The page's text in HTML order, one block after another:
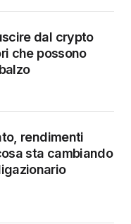
dal crypto
che possono
rendimenti
sta cambiando